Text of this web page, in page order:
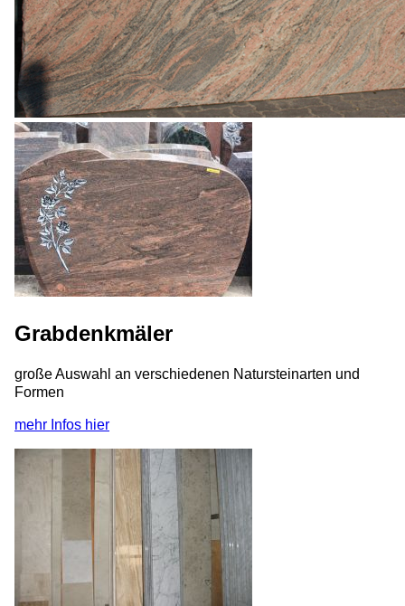
Grabdenkmäler
große Auswahl an verschiedenen Natursteinarten und
Formen
mehr Infos hier